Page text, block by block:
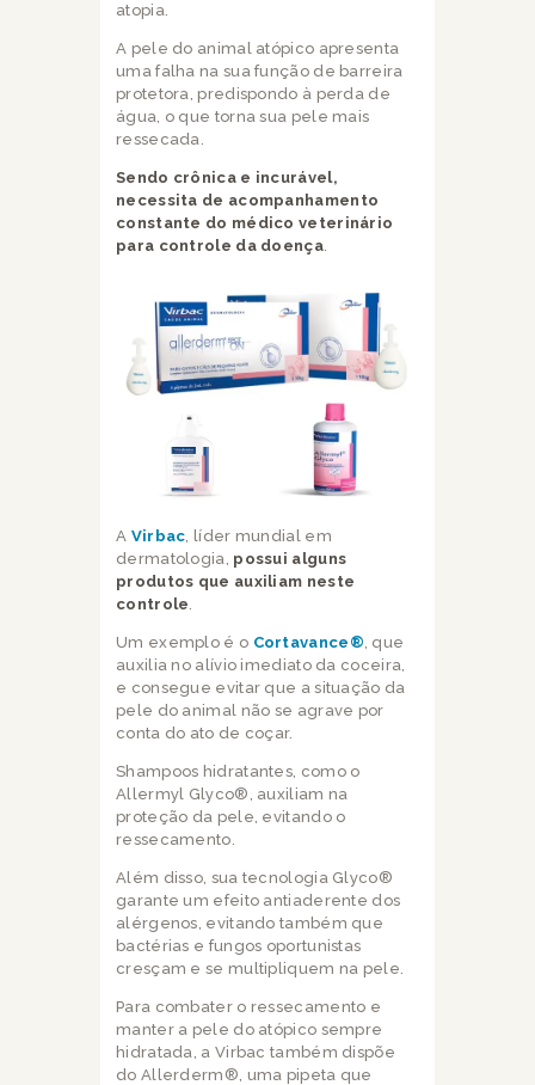
atopia.
A pele do animal atópico apresenta
uma falha na sua função de barreira
protetora, predispondo à perda de
água, o que torna sua pele mais
ressecada.
Sendo crônica e incurável,
necessita de acompanhamento
constante do médico veterinário
para controle da doença.
A Virbac , líder mundial em
dermatologia, possui alguns
produtos que auxiliam neste
controle
Um exemplo é o Cortavance ® , que
auxilia no alívio imediato da coceira,
e consegue evitar que a situação da
pele do animal não se agrave por
conta do ato de coçar.
Shampoos hidratantes, como o
Allermyl Glyco®, auxiliam na
proteção da pele, evitando o
ressecamento.
Além disso, sua tecnologia Glyco®
garante um efeito antiaderente dos
alérgenos, evitando também que
bactérias e fungos oportunistas
cresçam e se multipliquem na pele.
Para combater o ressecamento e
manter a pele do atópico sempre
hidratada, a Virbac também dispõe
do Allerderm®, uma pipeta que